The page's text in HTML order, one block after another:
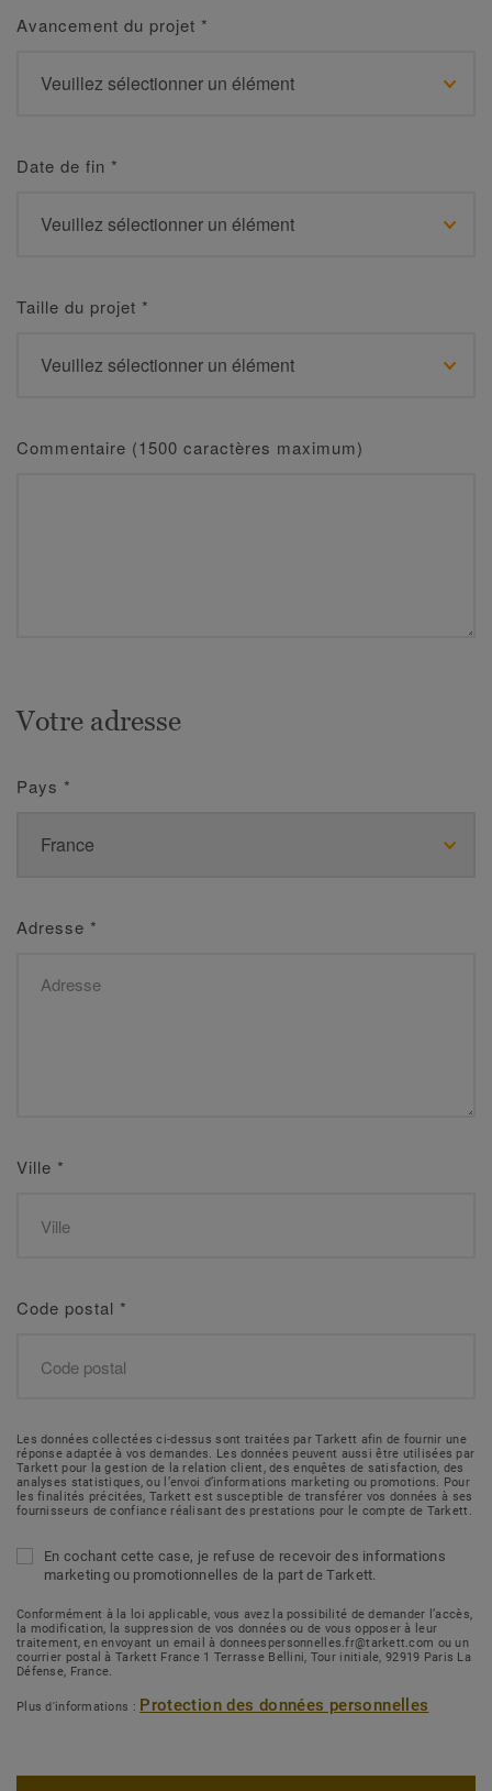
Avancement du projet *
Date de fin *
Taille du projet *
Commentaire (1500 caractères maximum)
Votre adresse
Pays *
Adresse *
Ville *
Code postal *
Les données collectées ci-dessus sont traitées par Tarkett afin de fournir une
réponse adaptée à vos demandes. Les données peuvent aussi être utilisées par
Tarkett pour la gestion de la relation client, des enquêtes de satisfaction, des
analyses statistiques, ou l’envoi d’informations marketing ou promotions. Pour
les finalités précitées, Tarkett est susceptible de transférer vos données à ses
fournisseurs de confiance réalisant des prestations pour le compte de Tarkett.
En cochant cette case, je refuse de recevoir des informations
marketing ou promotionnelles de la part de Tarkett.
Conformément à la loi applicable, vous avez la possibilité de demander l’accès,
la modification, la suppression de vos données ou de vous opposer à leur
traitement, en envoyant un email à donneespersonnelles.fr@tarkett.com ou un
courrier postal à Tarkett France 1 Terrasse Bellini, Tour initiale, 92919 Paris La
Défense, France.
Plus d'informations : Protection des données personnelles